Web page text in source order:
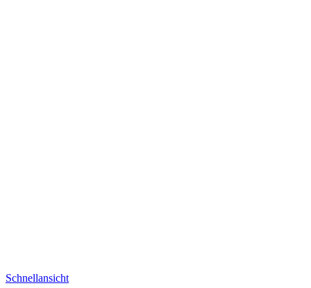
Schnellansicht